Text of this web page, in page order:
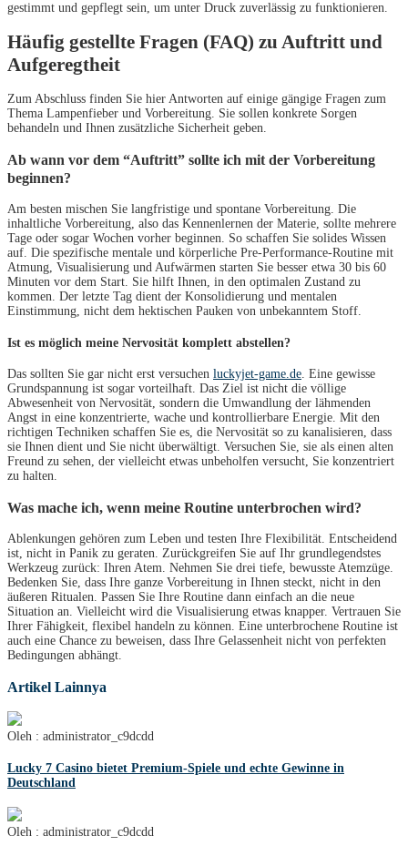
gestimmt und gepflegt sein, um unter Druck zuverlässig zu funktionieren.
Häufig gestellte Fragen (FAQ) zu Auftritt und
Aufgeregtheit
Zum Abschluss finden Sie hier Antworten auf einige gängige Fragen zum
Thema Lampenfieber und Vorbereitung. Sie sollen konkrete Sorgen
behandeln und Ihnen zusätzliche Sicherheit geben.
Ab wann vor dem “Auftritt” sollte ich mit der Vorbereitung
beginnen?
Am besten mischen Sie langfristige und spontane Vorbereitung. Die
inhaltliche Vorbereitung, also das Kennenlernen der Materie, sollte mehrere
Tage oder sogar Wochen vorher beginnen. So schaffen Sie solides Wissen
auf. Die spezifische mentale und körperliche Pre-Performance-Routine mit
Atmung, Visualisierung und Aufwärmen starten Sie besser etwa 30 bis 60
Minuten vor dem Start. Sie hilft Ihnen, in den optimalen Zustand zu
kommen. Der letzte Tag dient der Konsolidierung und mentalen
Einstimmung, nicht dem hektischen Pauken von unbekanntem Stoff.
Ist es möglich meine Nervosität komplett abstellen?
Das sollten Sie gar nicht erst versuchen luckyjet-game.de. Eine gewisse
Grundspannung ist sogar vorteilhaft. Das Ziel ist nicht die völlige
Abwesenheit von Nervosität, sondern die Umwandlung der lähmenden
Angst in eine konzentrierte, wache und kontrollierbare Energie. Mit den
richtigen Techniken schaffen Sie es, die Nervosität so zu kanalisieren, dass
sie Ihnen dient und Sie nicht überwältigt. Versuchen Sie, sie als einen alten
Freund zu sehen, der vielleicht etwas unbeholfen versucht, Sie konzentriert
zu halten.
Was mache ich, wenn meine Routine unterbrochen wird?
Ablenkungen gehören zum Leben und testen Ihre Flexibilität. Entscheidend
ist, nicht in Panik zu geraten. Zurückgreifen Sie auf Ihr grundlegendstes
Werkzeug zurück: Ihren Atem. Nehmen Sie drei tiefe, bewusste Atemzüge.
Bedenken Sie, dass Ihre ganze Vorbereitung in Ihnen steckt, nicht in den
äußeren Ritualen. Passen Sie Ihre Routine dann einfach an die neue
Situation an. Vielleicht wird die Visualisierung etwas knapper. Vertrauen Sie
Ihrer Fähigkeit, flexibel handeln zu können. Eine unterbrochene Routine ist
auch eine Chance zu beweisen, dass Ihre Gelassenheit nicht von perfekten
Bedingungen abhängt.
Artikel Lainnya
Oleh : administrator_c9dcdd
Lucky 7 Casino bietet Premium-Spiele und echte Gewinne in
Deutschland
Oleh : administrator_c9dcdd